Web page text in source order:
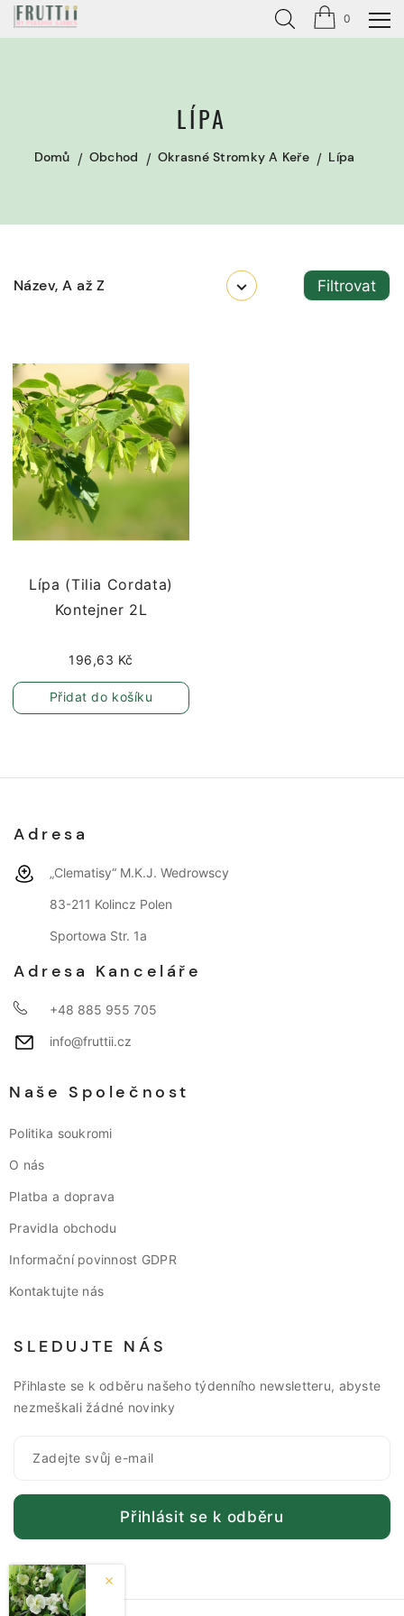
0
LÍPA
Domů Obchod Okrasné Stromky A Keře Lípa
Název, A až Z Filtrovat
Lípa (Tilia Cordata)
Kontejner 2L
196,63 Kč
Přidat do košíku
Adresa
„Clematisy“ M.K.J. Wedrowscy
83-211 Kolincz Polen
Sportowa Str. 1a
Adresa Kanceláře
+48 885 955 705
info@fruttii.cz
Naše Společnost
Politika soukromi
O nás
Platba a doprava
Pravidla obchodu
Informační povinnost GDPR
Kontaktujte nás
SLEDUJTE NÁS
Přihlaste se k odběru našeho týdenního newsletteru, abyste
nezmeškali žádné novinky
Přihlásit se k odběru